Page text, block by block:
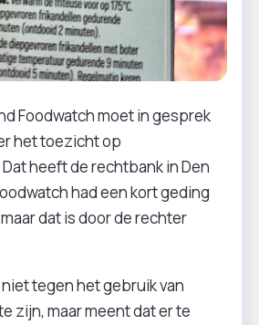
Foodwatch moet in gesprek
het toezicht op
heeft de rechtbank in Den
had een kort geding
dat is door de rechter
tegen het gebruik van
zijn, maar meent dat er te